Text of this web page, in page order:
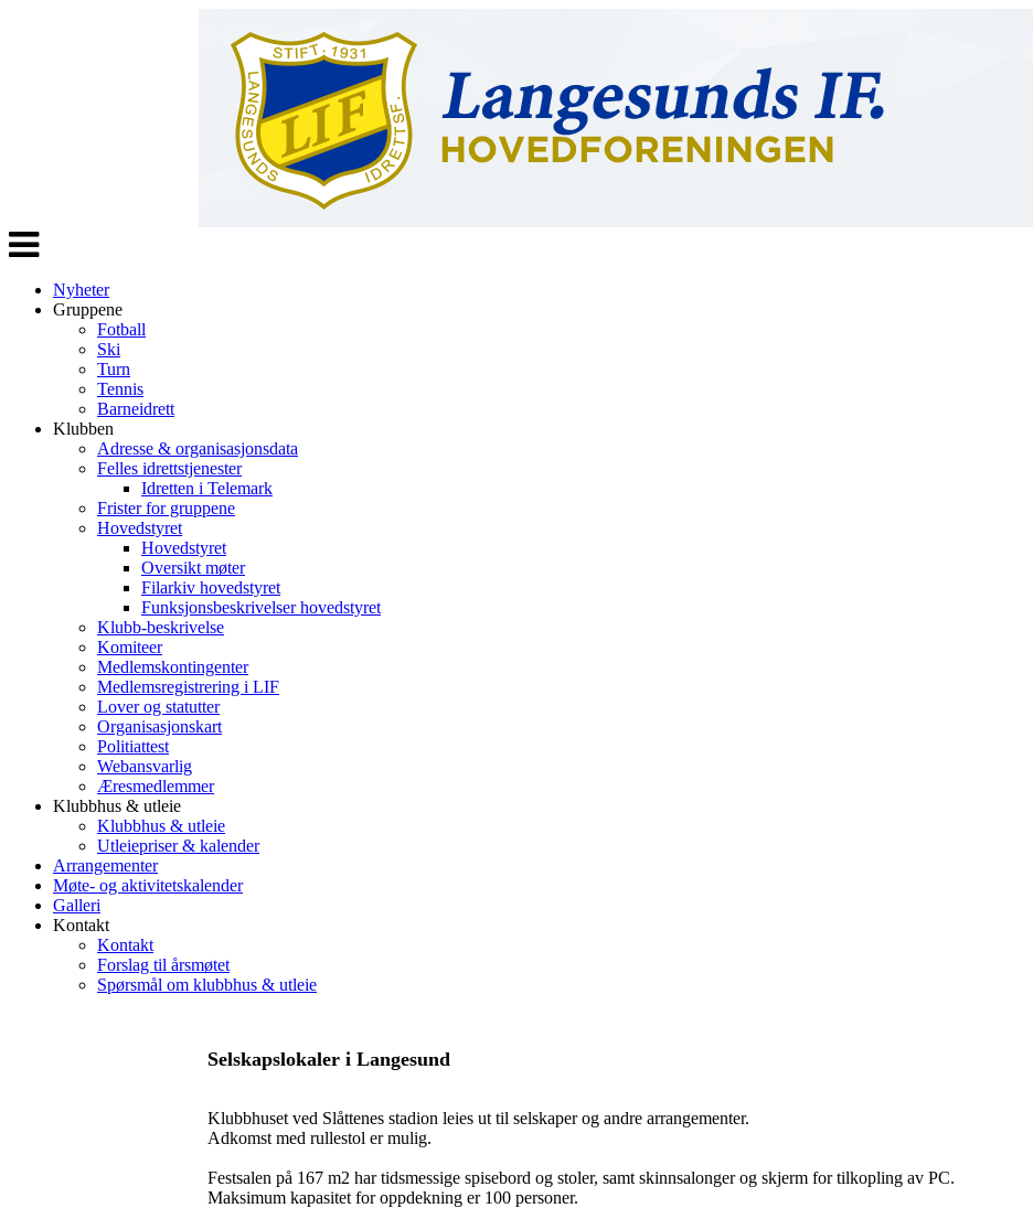
Veksle
navigasjon
Nyheter
Gruppene
Fotball
Ski
Turn
Tennis
Barneidrett
Klubben
Adresse & organisasjonsdata
Felles idrettstjenester
Idretten i Telemark
Frister for gruppene
Hovedstyret
Hovedstyret
Oversikt møter
Filarkiv hovedstyret
Funksjonsbeskrivelser hovedstyret
Klubb-beskrivelse
Komiteer
Medlemskontingenter
Medlemsregistrering i LIF
Lover og statutter
Organisasjonskart
Politiattest
Webansvarlig
Æresmedlemmer
Klubbhus & utleie
Klubbhus & utleie
Utleiepriser & kalender
Arrangementer
Møte- og aktivitetskalender
Galleri
Kontakt
Kontakt
Forslag til årsmøtet
Spørsmål om klubbhus & utleie
Selskapslokaler i Langesund
Klubbhuset ved Slåttenes stadion leies ut til selskaper og andre arrangementer.
Adkomst med rullestol er mulig.
Festsalen på 167 m2 har tidsmessige spisebord og stoler, samt skinnsalonger og skjerm for tilkopling av PC.
Maksimum kapasitet for oppdekning er 100 personer.